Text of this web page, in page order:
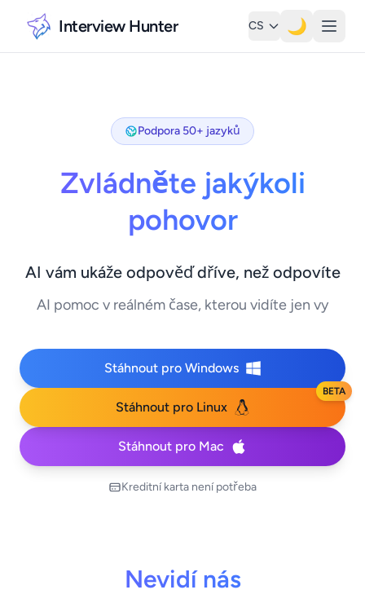
Interview Hunter CS 🌙
Podpora 50+ jazyků
Zvládněte jakýkoli
pohovor
AI vám ukáže odpověď dříve, než odpovíte
AI pomoc v reálném čase, kterou vidíte jen vy
Stáhnout pro Windows
Stáhnout pro Linux
BETA
Stáhnout pro Mac
Kreditní karta není potřeba
Nevidí nás